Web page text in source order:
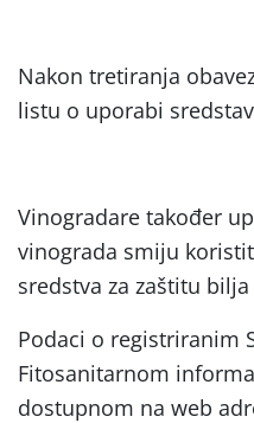
Nakon tretiranja
listu o uporabi
Vinogradare također
vinograda smiju
sredstva za zaštitu bilja
Podaci o registriranim
Fitosanitarnom
dostupnom na web